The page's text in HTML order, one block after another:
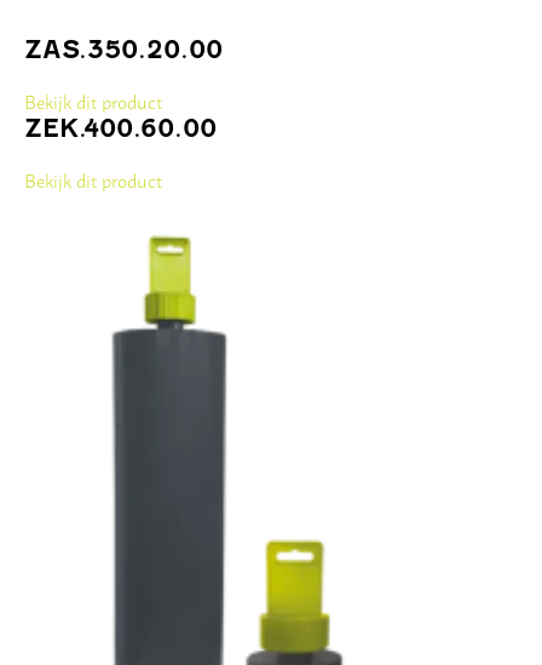
ZAS.350.20.00
Bekijk dit product
ZEK.400.60.00
Bekijk dit product